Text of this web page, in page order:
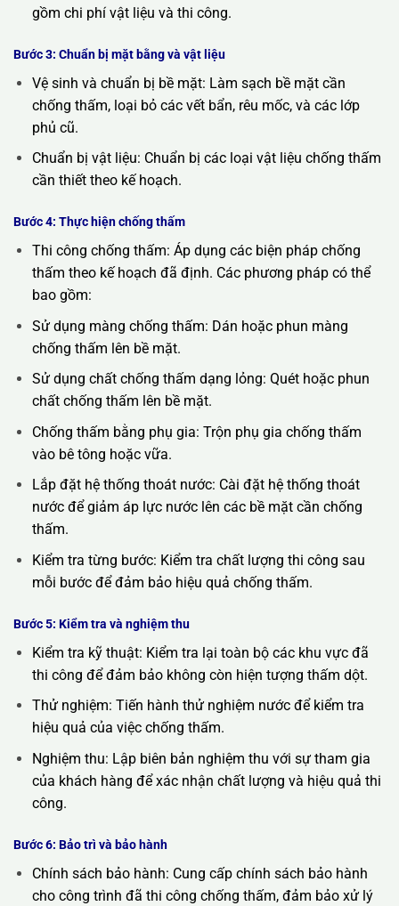
gồm chi phí vật liệu và thi công.
Bước 3: Chuẩn bị mặt bằng và vật liệu
Vệ sinh và chuẩn bị bề mặt: Làm sạch bề mặt cần
chống thấm, loại bỏ các vết bẩn, rêu mốc, và các lớp
phủ cũ.
Chuẩn bị vật liệu: Chuẩn bị các loại vật liệu chống thấm
cần thiết theo kế hoạch.
Bước 4: Thực hiện chống thấm
Thi công chống thấm: Áp dụng các biện pháp chống
thấm theo kế hoạch đã định. Các phương pháp có thể
bao gồm:
Sử dụng màng chống thấm: Dán hoặc phun màng
chống thấm lên bề mặt.
Sử dụng chất chống thấm dạng lỏng: Quét hoặc phun
chất chống thấm lên bề mặt.
Chống thấm bằng phụ gia: Trộn phụ gia chống thấm
vào bê tông hoặc vữa.
Lắp đặt hệ thống thoát nước: Cài đặt hệ thống thoát
nước để giảm áp lực nước lên các bề mặt cần chống
thấm.
Kiểm tra từng bước: Kiểm tra chất lượng thi công sau
mỗi bước để đảm bảo hiệu quả chống thấm.
Bước 5: Kiểm tra và nghiệm thu
Kiểm tra kỹ thuật: Kiểm tra lại toàn bộ các khu vực đã
thi công để đảm bảo không còn hiện tượng thấm dột.
Thử nghiệm: Tiến hành thử nghiệm nước để kiểm tra
hiệu quả của việc chống thấm.
Nghiệm thu: Lập biên bản nghiệm thu với sự tham gia
của khách hàng để xác nhận chất lượng và hiệu quả thi
công.
Bước 6: Bảo trì và bảo hành
Chính sách bảo hành: Cung cấp chính sách bảo hành
cho công trình đã thi công chống thấm, đảm bảo xử lý